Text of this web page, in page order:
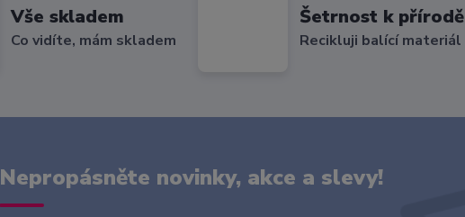
Vše skladem
Co vidíte, mám skladem
Šetrnost k přírodě
Recikluji balící materiál
Nepropásněte novinky, akce a slevy!